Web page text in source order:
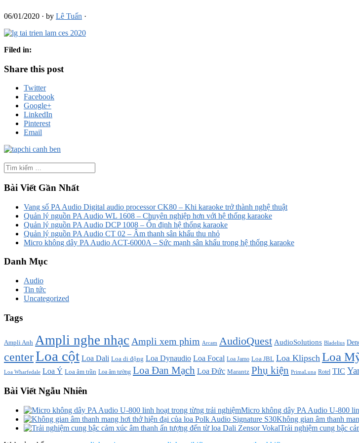
06/01/2020 · by Lê Tuấn ·
Filed in:
Share this post
Twitter
Facebook
Google+
LinkedIn
Pinterest
Email
Bài Viết Gần Nhất
Vang số PA Audio Digital audio processor CK80 – Khi karaoke trở thành nghệ thuật
Quản lý nguồn PA Audio WL 1608 – Chuyên nghiệp hơn với hệ thống karaoke
Quản lý nguồn PA Audio DCP 1008 – Ổn định hệ thống karaoke
Quản lý nguồn PA Audio CT 02 – Âm thanh sân khấu thu nhỏ
Micro không dây PA Audio ACT-6000A – Sức mạnh sân khấu trong hệ thống karaoke
Danh Mục
Audio
Tin tức
Uncategorized
Tags
Ampli Anh Ampli nghe nhạc Ampli xem phim Arcam AudioQuest AudioSolutions Bladelius
centerLoa cột Loa Dali Loa di động Loa Dynaudio Loa Focal Loa Jamo Loa JBL Loa Klipsch Loa
Loa Wharfedale Loa Ý Loa âm trần Loa âm tường Loa Đan Mạch Loa Đức Marantz Phụ kiện PrimaLuna Rotel TIC
Bài Viết Ngẫu Nhiên
Micro không dây PA Audio U-800
Không gian âm thanh
Trải nghiệm cung bậc